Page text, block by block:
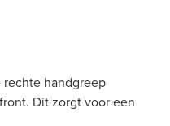
handgreep
Dit zorgt voor een